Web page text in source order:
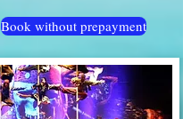
Book without prepayment